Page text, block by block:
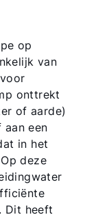
op
van
onttrekt
of aarde)
een
in het
deze
Dit heeft